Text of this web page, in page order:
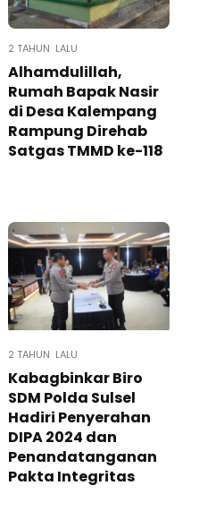
2 TAHUN LALU
Alhamdulillah,
Rumah Bapak Nasir
di Desa Kalempang
Rampung Direhab
Satgas TMMD ke-118
2 TAHUN LALU
Kabagbinkar Biro
SDM Polda Sulsel
Hadiri Penyerahan
DIPA 2024 dan
Penandatanganan
Pakta Integritas